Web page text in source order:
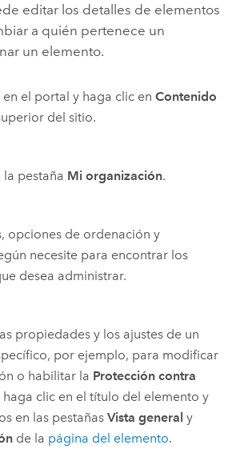
editar los detalles de elementos
a quién pertenece un
un elemento.
en el portal y haga clic en Contenido
del sitio.
la pestaña Mi organización.
opciones de ordenación y
necesite para encontrar los
desea administrar.
propiedades y los ajustes de un
por ejemplo, para modificar
o habilitar la Protección contra
haga clic en el título del elemento y
en las pestañas Vista general y
de la página del elemento.